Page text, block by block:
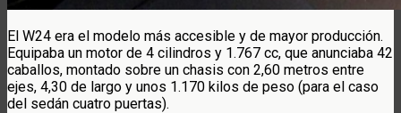
El W24 era el modelo más accesible y de mayor producción.
Equipaba un motor de 4 cilindros y 1.767 cc, que anunciaba 42
caballos, montado sobre un chasis con 2,60 metros entre
ejes, 4,30 de largo y unos 1.170 kilos de peso (para el caso
del sedán cuatro puertas).